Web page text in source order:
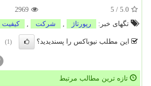
5.0
/
5
2969
تگهای خبر:
رپورتاژ شركت كیفیت
این مطلب نیوباکس را پسندیدید؟ (1)
تازه ترین مطالب مرتبط